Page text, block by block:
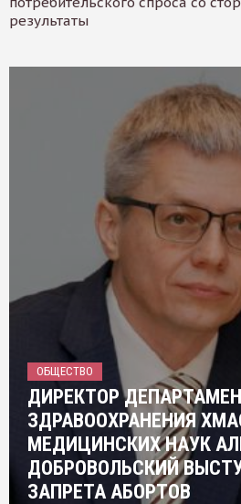
результаты
ОБЩЕСТВО
ДИРЕКТОР
ЗДРАВООХРАНЕНИЯ
МЕДИЦИНСКИХ НАУК
ДОБРОВОЛЬСКИЙ
ЗАПРЕТА АБОРТОВ